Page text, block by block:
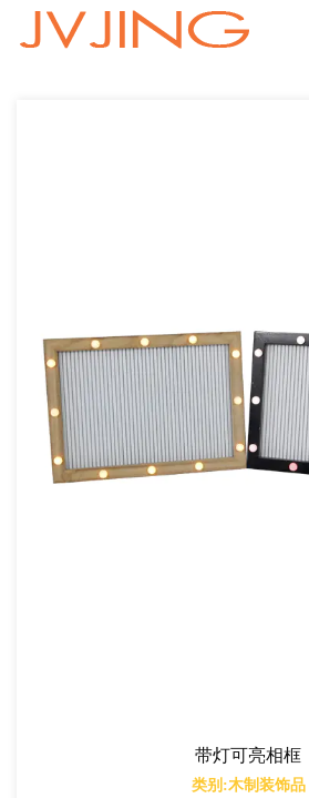
带灯可亮相框
类别:木制装饰品